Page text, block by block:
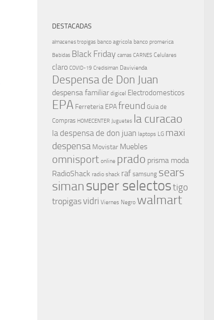
DESTACADAS
almacenes tropigas banco agricola banco promerica
Bebidas Black Friday camas CARNES Celulares
claro COVID-19 Credisiman Davivienda
Despensa de Don Juan
despensa familiar digicel Electrodomesticos
EPA Ferreteria EPAfreund Guia de
Compras HOMECENTER Juguetes la curacao
la despensa de don juan laptops LG maxi
despensa Movistar Muebles
omnisport online prado prisma moda
RadioShack radio shack raf samsung sears
simansuper selectostigo
tropigasvidri Viernes Negro walmart